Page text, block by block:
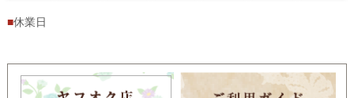
■休業日